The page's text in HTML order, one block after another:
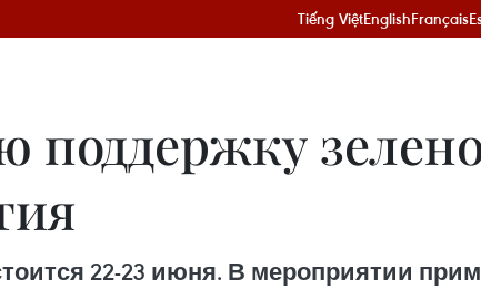
Tiếng ViệtEnglishFrançais
поддержку
22-23 июня. В мероприятии